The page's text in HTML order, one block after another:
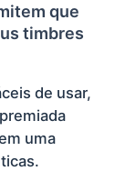
que
timbres
de usar,
uma